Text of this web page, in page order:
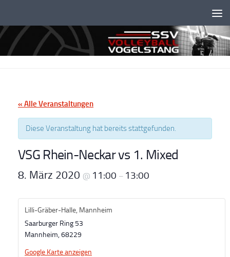
« Alle Veranstaltungen
Diese Veranstaltung hat bereits stattgefunden.
VSG Rhein-Neckar vs 1. Mixed
8. März 2020 @ 11:00 – 13:00
Lilli-Gräber-Halle, Mannheim
Saarburger Ring 53
Mannheim,68229
Google Karte anzeigen